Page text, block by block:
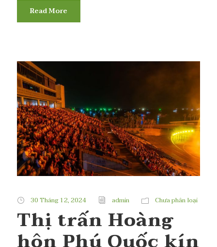
Read More
30 Tháng 12, 2024 admin Chưa phân loại
Thị trấn Hoàng